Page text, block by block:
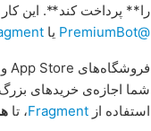
را** پرداخت کند**. این
@PremiumBot
یا
فروشگاه‌های App Store و Google Play محدودیت تعداد تراکنش دارند، ولی
شما اجازه‌ی خریدهای
استفاده از Fragment، تا